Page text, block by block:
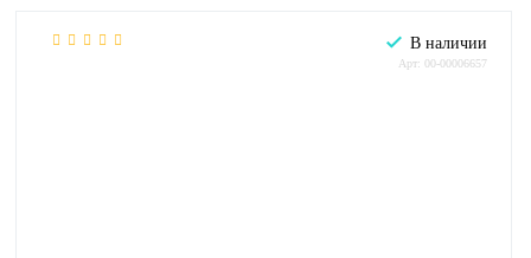
В наличии
Арт: 00-00006657